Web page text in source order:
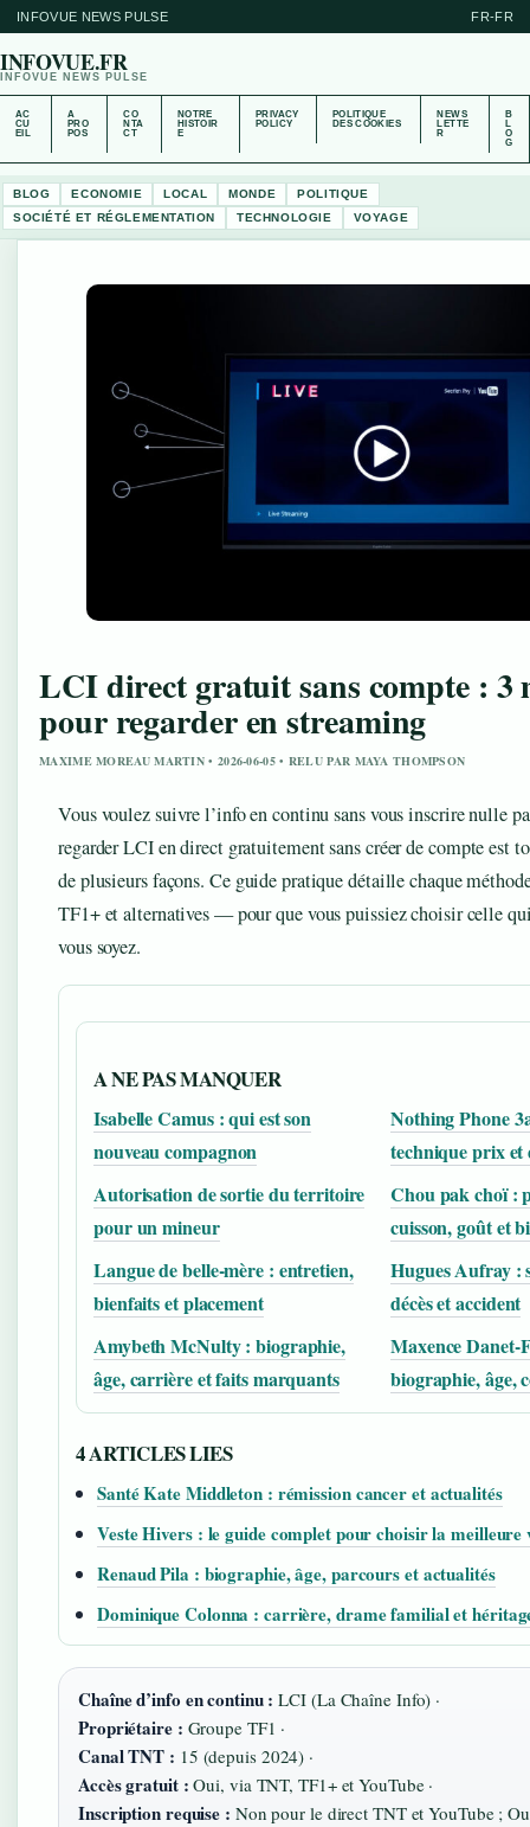
INFOVUE NEWS PULSE FR-FR
INFOVUE.FR
INFOVUE NEWS PULSE
AC
CU
EIL
A
PRO
POS
CO
NTA
CT
NOTRE
HISTOIR
E
PRIVACY
POLICY
POLITIQUE
DES COOKIES
NEWS
LETTE
R
B
L
O
G
BLOG ECONOMIE LOCAL MONDE
POLITIQUE
SOCIÉTÉ ET RÉGLEMENTATION
TECHNOLOGIE VOYAGE
LCI direct gratuit sans compte : 3
pour regarder en streaming
MAXIME MOREAU MARTIN • 2026-06-05 • RELU PAR MAYA THOMPSON
Vous voulez suivre l’info en continu sans vous inscrire nulle
regarder LCI en direct gratuitement sans créer de compte est
de plusieurs façons. Ce guide pratique détaille chaque
TF1+ et alternatives — pour que vous puissiez choisir celle
vous soyez.
A NE PAS MANQUER
Isabelle Camus : qui est son
nouveau compagnon
Nothing Phone
technique prix et
Autorisation de sortie du territoire
pour un mineur
Chou pak choï :
cuisson, goût et
Langue de belle-mère : entretien,
bienfaits et placement
Hugues Aufray :
décès et accident
Amybeth McNulty : biographie,
âge, carrière et faits marquants
Maxence Danet-
biographie, âge,
4 ARTICLES LIES
Santé Kate Middleton : rémission cancer et actualités
Veste Hivers : le guide complet pour choisir la meilleure
Renaud Pila : biographie, âge, parcours et actualités
Dominique Colonna : carrière, drame familial et
Chaîne d’info en continu : LCI (La Chaîne Info) ·
Propriétaire : Groupe TF1 ·
Canal TNT : 15 (depuis 2024) ·
Accès gratuit : Oui, via TNT, TF1+ et YouTube ·
Inscription requise : Non pour le direct TNT et YouTube ;